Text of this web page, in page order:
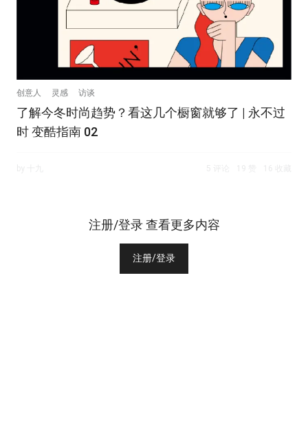
创意人 灵感 访谈
了解今冬时尚趋势？看这几个橱窗就够了 | 永不过
时 变酷指南 02
注册/登录 查看更多内容
注册/登录